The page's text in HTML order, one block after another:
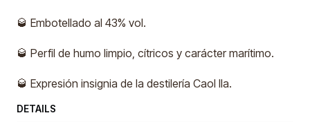
🥃 Embotellado al 43% vol.
🥃 Perfil de humo limpio, cítricos y carácter marítimo.
🥃 Expresión insignia de la destilería Caol Ila.
DETAILS